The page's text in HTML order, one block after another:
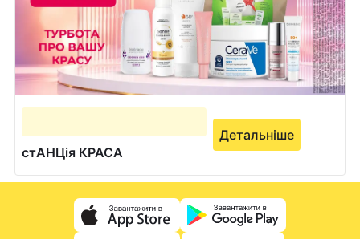
стАНЦія КРАСА
Детальніше